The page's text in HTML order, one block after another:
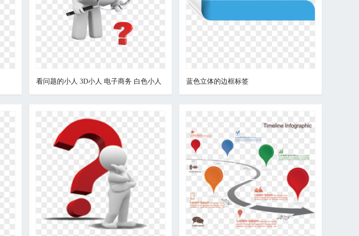
看问题的小人 3D小人 电子商务 白色小人 蓝色立体的边框标签